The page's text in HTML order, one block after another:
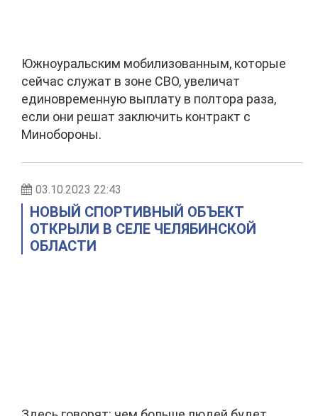
Южноуральским мобилизованным, которые
сейчас служат в зоне СВО, увеличат
единовременную выплату в полтора раза,
если они решат заключить контракт с
Минобороны.
03.10.2023 22:43
НОВЫЙ СПОРТИВНЫЙ ОБЪЕКТ
ОТКРЫЛИ В СЕЛЕ ЧЕЛЯБИНСКОЙ
ОБЛАСТИ